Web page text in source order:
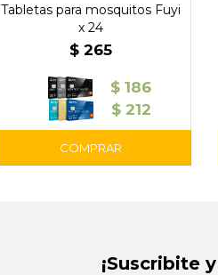
Tabletas para mosquitos Fuyi
x 24
$ 265
$ 186
$ 212
¡Suscribite